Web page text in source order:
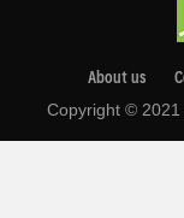
About us
Copyright © 2021